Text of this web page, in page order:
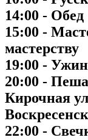
14:00 - Обед
15:00 -
мастерству
19:00 - Ужин
20:00 -
Кирочная
22:00 -